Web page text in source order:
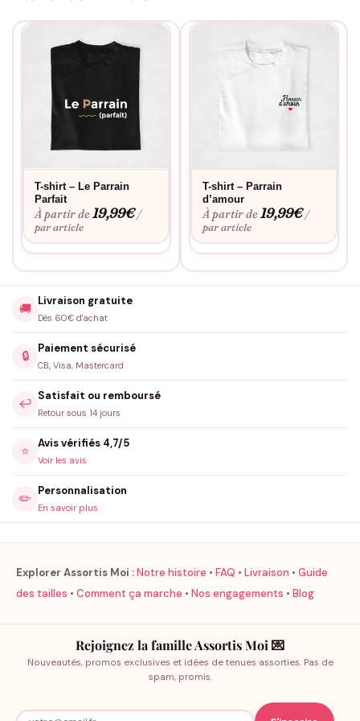
T-shirt – Le Parrain
Parfait
À partir de19,99€ /
par article
T-shirt – Parrain
d’amour
À partir de19,99€ /
par article
🚚
Livraison gratuite
Dès 60€ d'achat
🔒
Paiement sécurisé
CB, Visa, Mastercard
↩️
Satisfait ou remboursé
Retour sous 14 jours
⭐
Avis vérifiés 4,7/5
Voir les avis
✏️
Personnalisation
En savoir plus
Explorer Assortis Moi :Notre histoire • FAQ • Livraison • Guide
des tailles • Comment ça marche • Nos engagements • Blog
Rejoignez la famille Assortis Moi 💌
Nouveautés, promos exclusives et idées de tenues assorties. Pas de
spam, promis.